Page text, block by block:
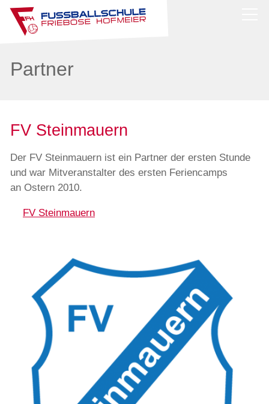
Philosophie
Partner
Bilder
Kontakt
Partner
FV Steinmauern
Der FV Steinmauern ist ein Partner der ersten Stunde
und war Mitveranstalter des ersten Feriencamps
an Ostern 2010.
FV Steinmauern